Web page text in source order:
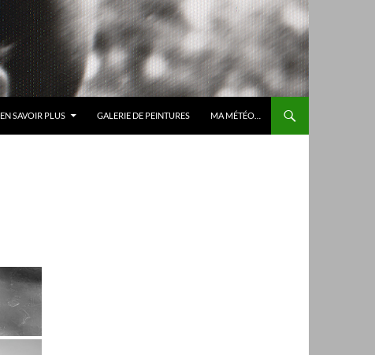
EN SAVOIR PLUS GALERIE DE PEINTURES MA MÉTÉO…